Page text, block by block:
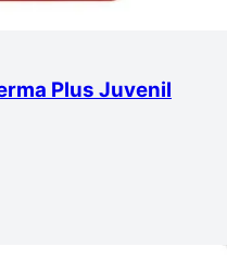
Plus Juvenil